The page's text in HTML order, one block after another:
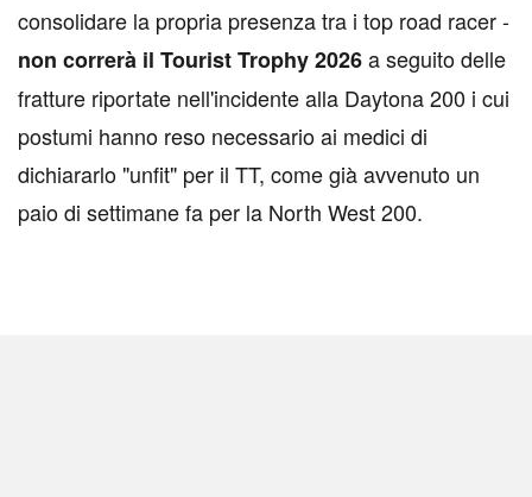
consolidare la propria presenza tra i top road racer -
non correrà il Tourist Trophy 2026a seguito delle
fratture riportate nell'incidente alla Daytona 200 i cui
postumi hanno reso necessario ai medici di
dichiararlo "unfit" per il TT, come già avvenuto un
paio di settimane fa per la North West 200.